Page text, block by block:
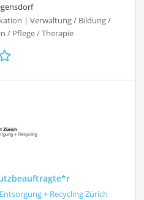
| Verwaltung / Bildung /
/ Pflege / Therapie
+ Recycling Zürich